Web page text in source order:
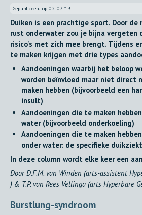
Gepubliceerd op 02-07-'13
Duiken is een prachtige sport. Door de
rust onderwater zou je bijna vergeten
risico's met zich mee brengt. Tijdens
te maken krijgen met drie types
Aandoeningen waarbij het beloop
worden beïnvloed maar niet direct
maken hebben (bijvoorbeeld een
insult)
Aandoeningen die te maken
water (bijvoorbeeld onderkoeling)
Aandoeningen die te maken
onder water: de specifieke
In deze column wordt elke keer een
Door D.F.M. van Winden (arts-assistent
) & T.P. van Rees Vellinga (arts Hyperbare
Burstlung-syndroom